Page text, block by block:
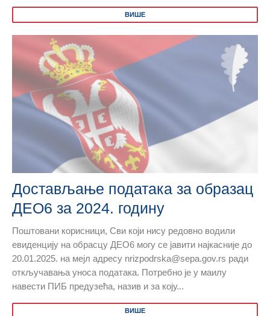
ВИШЕ
Достављање података за образац
ДЕО6 за 2024. годину
Поштовани корисници, Сви који нису редовно водили
евиденцију на обрасцу ДЕО6 могу се јавити најкасније до
20.01.2025. на мејл адресу nrizpodrska@sepa.gov.rs ради
откључавања уноса података. Потребно је у маилу
навести ПИБ предузећа, назив и за коју...
ВИШЕ